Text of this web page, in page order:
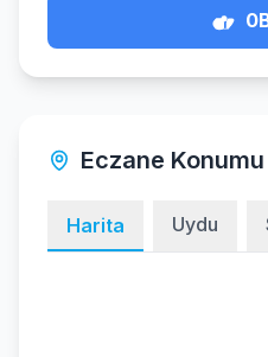
0
Eczane Konumu
Harita Uydu